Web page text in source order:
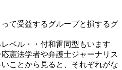
て受益するグループと損するグ
ベル・・付和雷同型もいます
憲法学者や弁護士ジャーナリス
ことから見ると、それぞれがな